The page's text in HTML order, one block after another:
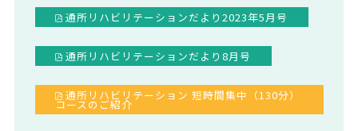
通所リハビリテーションだより2023年5月号
通所リハビリテーションだより8月号
通所リハビリテーション 短時間集中（130分）
コースのご紹介